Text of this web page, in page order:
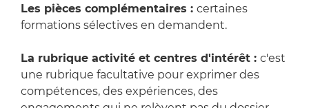
Les pièces complémentaires : certaines
formations sélectives en demandent.
La rubrique activité et centres d'intérêt : c'est
une rubrique facultative pour exprimer des
compétences, des expériences, des